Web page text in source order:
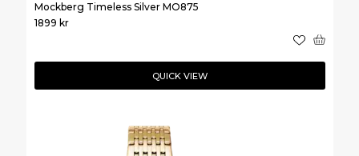
Mockberg Timeless Silver MO875
1899 kr
QUICK VIEW